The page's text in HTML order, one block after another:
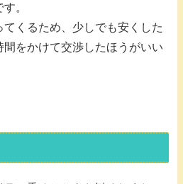
。
くるため、少しでも安くした
をかけて交渉したほうがいい